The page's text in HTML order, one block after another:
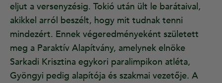
eljut a versenyzésig. Tokió után ült le barátaival,
akikkel arról beszélt, hogy mit tudnak tenni
mindezért. Ennek végeredményeként született
meg a Paraktív Alapítvány, amelynek elnöke
Sarkadi Krisztina egykori paralimpikon atléta,
Gyöngyi pedig alapítója és szakmai vezetője. A